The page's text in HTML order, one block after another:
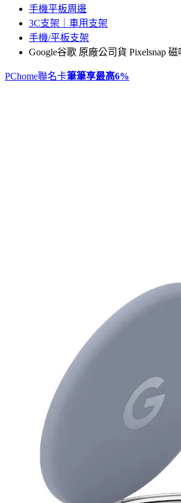
手機平板周邊
3C支架｜車用支架
手機/平板支架
Google谷歌 原廠公司貨 Pixelsnap
PChome聯名卡筆筆享最高6%